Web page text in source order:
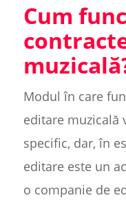
Cum
Modul în care
editare muzicală
specific, dar, în
editare este un
o companie de